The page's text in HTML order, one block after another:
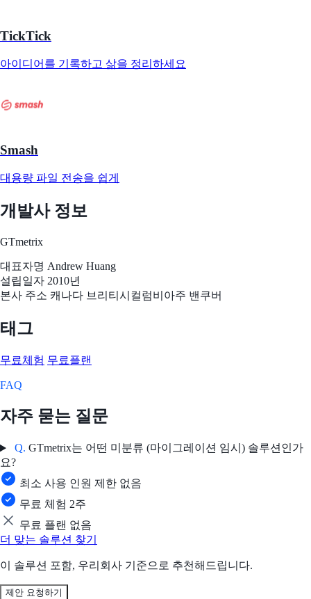
TickTick
아이디어를 기록하고 삶을 정리하세요
Smash
대용량 파일 전송을 쉽게
개발사 정보
GTmetrix
대표자명 Andrew Huang
설립일자 2010년
본사 주소 캐나다 브리티시컬럼비아주 밴쿠버
태그
무료체험 무료플랜
FAQ
자주 묻는 질문
Q. GTmetrix는 어떤 미분류 (마이그레이션 임시) 솔루션인가
요?
최소 사용 인원 제한 없음
무료 체험 2주
무료 플랜 없음
더 맞는 솔루션 찾기
이 솔루션 포함, 우리회사 기준으로 추천해드립니다.
제안 요청하기